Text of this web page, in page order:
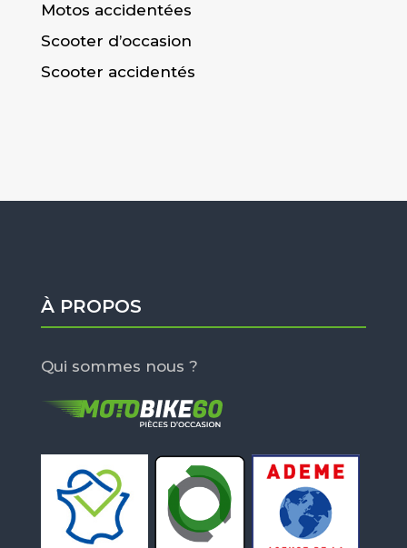
Motos accidentées
Scooter d’occasion
Scooter accidentés
À PROPOS
Qui sommes nous ?